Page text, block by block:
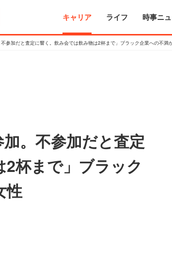
キャリア ライフ 時事ニ
不参加だと査定に響く。飲み会では飲み物は2杯まで」ブラック企業への不満
加。不参加だと査定
杯まで」ブラック
性